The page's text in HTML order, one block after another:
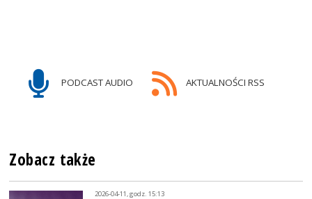
PODCAST AUDIO AKTUALNOŚCI RSS
Zobacz także
2026-04-11, godz. 15:13